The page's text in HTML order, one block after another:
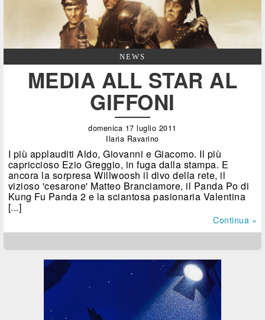
NEWS
MEDIA ALL STAR AL
GIFFONI
domenica 17 luglio 2011
Ilaria Ravarino
I più applauditi Aldo, Giovanni e Giacomo. Il più
capriccioso Ezio Greggio, in fuga dalla stampa. E
ancora la sorpresa Willwoosh il divo della rete, il
vizioso 'cesarone' Matteo Branciamore, il Panda Po di
Kung Fu Panda 2 e la sciantosa pasionaria Valentina
[...]
Continua »